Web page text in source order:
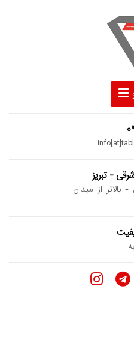
- تبریز
بالاتر از میدان